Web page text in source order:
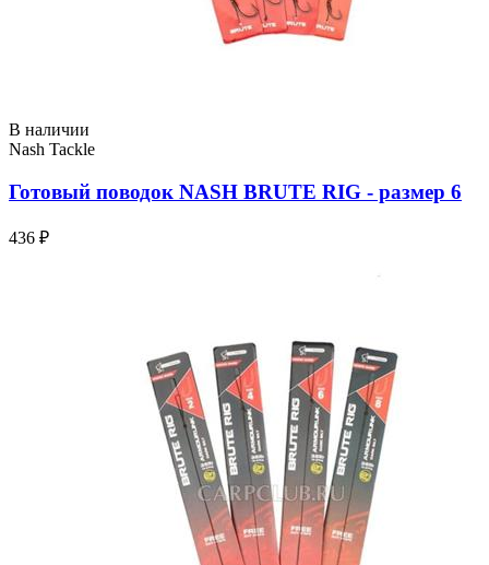
В наличии
Nash Tackle
Готовый поводок NASH BRUTE RIG - размер 6
436 ₽